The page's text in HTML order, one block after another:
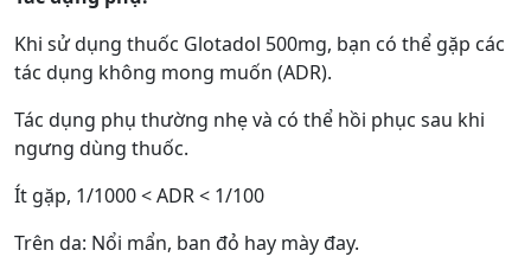
Khi sử dụng thuốc Glotadol 500mg, bạn có thể gặp các
tác dụng không mong muốn (ADR).
Tác dụng phụ thường nhẹ và có thể hồi phục sau khi
ngưng dùng thuốc.
Ít gặp, 1/1000 < ADR < 1/100
Trên da: Nổi mẩn, ban đỏ hay mày đay.